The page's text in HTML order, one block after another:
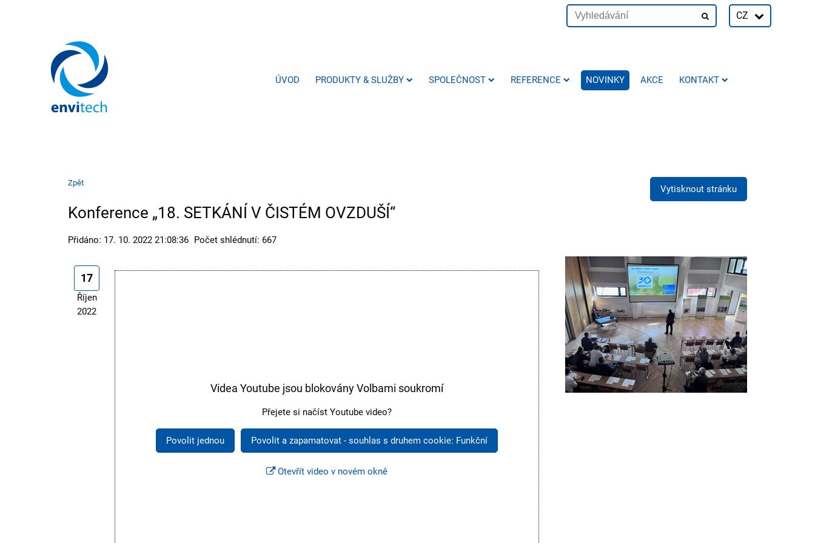
CZ
ÚVOD PRODUKTY & SLUŽBY SPOLEČNOST REFERENCE NOVINKY AKCE KONTAKT
Zpět
Vytisknout stránku
Konference „18. SETKÁNÍ V ČISTÉM OVZDUŠÍ“
Přidáno: 17. 10. 2022 21:08:36 Počet shlédnutí: 667
17
Říjen
2022
Videa Youtube jsou blokovány Volbami soukromí
Přejete si načíst Youtube video?
Povolit jednou Povolit a zapamatovat - souhlas s druhem cookie: Funkční
Otevřít video v novém okně